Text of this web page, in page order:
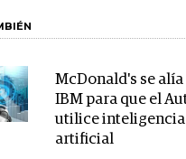
McDonald's se
IBM para que el
utilice inteligencia
artificial